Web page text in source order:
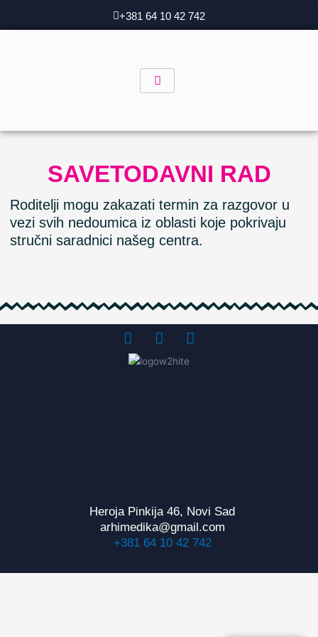
+381 64 10 42 742
SAVETODAVNI RAD
Roditelji mogu zakazati termin za razgovor u
vezi svih nedoumica iz oblasti koje pokrivaju
stručni saradnici našeg centra.
Heroja Pinkija 46, Novi Sad
arhimedika@gmail.com
+381 64 10 42 742